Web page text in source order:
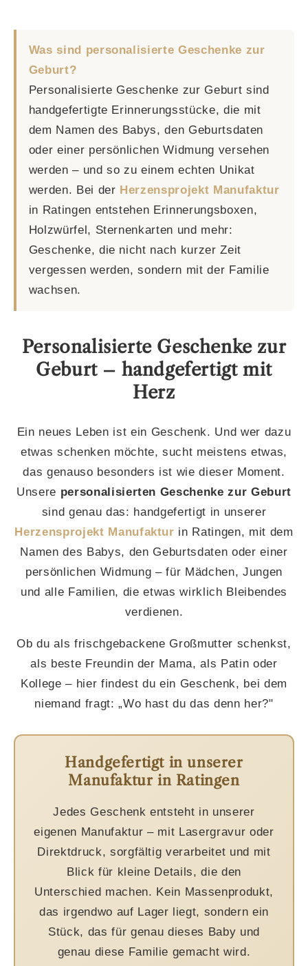
Was sind personalisierte Geschenke zur
Geburt?
Personalisierte Geschenke zur Geburt sind
handgefertigte Erinnerungsstücke, die mit
dem Namen des Babys, den Geburtsdaten
oder einer persönlichen Widmung versehen
werden – und so zu einem echten Unikat
werden. Bei der Herzensprojekt Manufaktur
in Ratingen entstehen Erinnerungsboxen,
Holzwürfel, Sternenkarten und mehr:
Geschenke, die nicht nach kurzer Zeit
vergessen werden, sondern mit der Familie
wachsen.
Personalisierte Geschenke zur
Geburt – handgefertigt mit
Herz
Ein neues Leben ist ein Geschenk. Und wer dazu
etwas schenken möchte, sucht meistens etwas,
das genauso besonders ist wie dieser Moment.
Unsere personalisierten Geschenke zur Geburt
sind genau das: handgefertigt in unserer
Herzensprojekt Manufaktur in Ratingen, mit dem
Namen des Babys, den Geburtsdaten oder einer
persönlichen Widmung – für Mädchen, Jungen
und alle Familien, die etwas wirklich Bleibendes
verdienen.
Ob du als frischgebackene Großmutter schenkst,
als beste Freundin der Mama, als Patin oder
Kollege – hier findest du ein Geschenk, bei dem
niemand fragt: „Wo hast du das denn her?"
Handgefertigt in unserer
Manufaktur in Ratingen
Jedes Geschenk entsteht in unserer
eigenen Manufaktur – mit Lasergravur oder
Direktdruck, sorgfältig verarbeitet und mit
Blick für kleine Details, die den
Unterschied machen. Kein Massenprodukt,
das irgendwo auf Lager liegt, sondern ein
Stück, das für genau dieses Baby und
genau diese Familie gemacht wird.